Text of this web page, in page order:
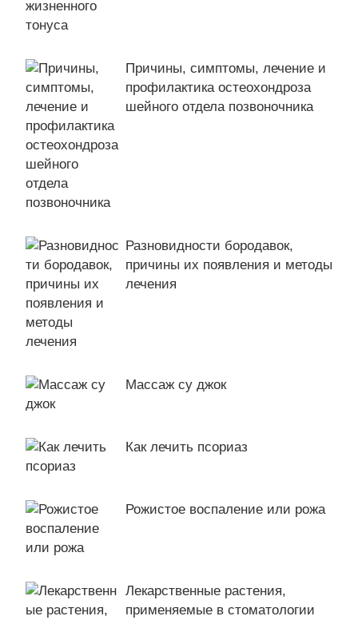
Причины, симптомы, лечение и
профилактика остеохондроза
шейного отдела позвоночника
Разновидности бородавок,
причины их появления и методы
лечения
Массаж су джок
Как лечить псориаз
Рожистое воспаление или рожа
Лекарственные растения,
применяемые в стоматологии